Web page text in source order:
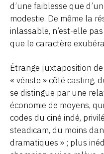
d’une faiblesse que
modestie. De même la
inlassable, n’est-elle
que le caractère
Étrange juxtaposition
« vériste » côté casting,
se distingue par une
économie de moyens,
codes du ciné indé,
steadicam, du moins
dramatiques » ; plus